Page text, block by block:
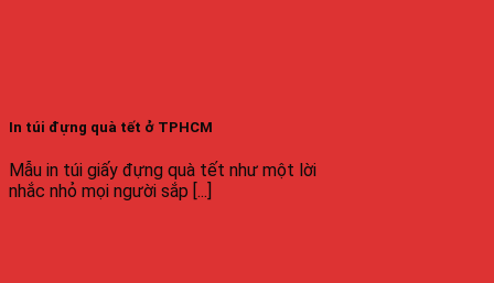
In túi đựng quà tết ở TPHCM
Mẫu in túi giấy đựng quà tết như một lời
nhắc nhỏ mọi người sắp [...]